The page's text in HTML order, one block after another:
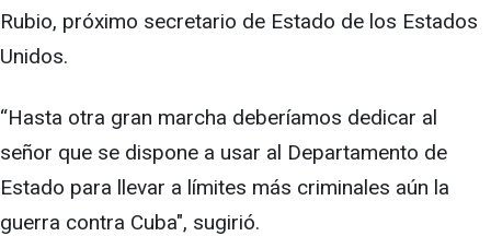
Rubio, próximo secretario de Estado de los Estados
Unidos.
“Hasta otra gran marcha deberíamos dedicar al
señor que se dispone a usar al Departamento de
Estado para llevar a límites más criminales aún la
guerra contra Cuba", sugirió.